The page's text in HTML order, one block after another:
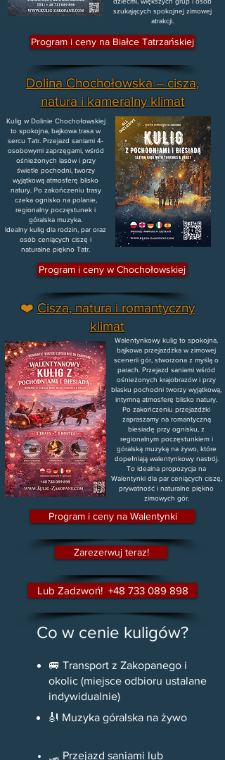
szukających spokojnej zimowej
atrakcji.
Program i ceny na Białce Tatrzańskiej
Dolina Chochołowska – cisza,
natura i kameralny klimat
Kulig w Dolinie Chochołowskiej
to spokojna, bajkowa trasa w
sercu Tatr. Przejazd saniami 4-
osobowymi zaprzęgami, wśród
ośnieżonych lasów i przy
świetle pochodni, tworzy
wyjątkową atmosferę blisko
natury. Po zakończeniu trasy
czeka ognisko na polanie,
regionalny poczęstunek i
góralska muzyka.
Idealny kulig dla rodzin, par oraz
osób ceniących ciszę i
naturalne piękno Tatr.
Program i ceny w Chochołowskiej
❤️ Cisza, natura i romantyczny
klimat
Walentynkowy kulig to spokojna,
bajkowa przejażdżka w zimowej
scenerii gór, stworzona z myślą o
parach. Przejazd saniami wśród
ośnieżonych krajobrazów i przy
blasku pochodni tworzy wyjątkową,
intymną atmosferę blisko natury.
Po zakończeniu przejażdżki
zapraszamy na romantyczną
biesiadę przy ognisku, z
regionalnym poczęstunkiem i
góralską muzyką na żywo, które
dopełniają walentynkowy nastrój.
To idealna propozycja na
Walentynki dla par ceniących ciszę,
prywatność i naturalne piękno
zimowych gór.
Program i ceny na Walentynki
Zarezerwuj teraz!
Lub Zadzwoń! +48 733 089 898
Co w cenie kuligów?
🚐 Transport z Zakopanego i
okolic (miejsce odbioru ustalane
indywidualnie)
🎻 Muzyka góralska na żywo
🛷 Przejazd saniami lub